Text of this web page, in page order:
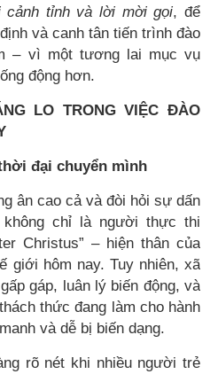
cảnh tỉnh và lời mời gọi, để
và canh tân tiến trình đào
– vì một tương lai mục vụ
động hơn.
LO TRONG VIỆC ĐÀO
đại chuyển mình
ân cao cả và đòi hỏi sự dấn
chỉ là người thực thi
Christus” – hiện thân của
giới hôm nay. Tuy nhiên, xã
gáp, luân lý biến động, và
thức đang làm cho hành
và dễ bị biến dạng.
rõ nét khi nhiều người trẻ